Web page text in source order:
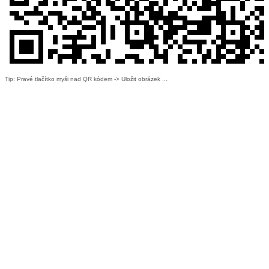
Tip: Pravé tlačítko myši nad QR kódem -> Uložit obrázek ...